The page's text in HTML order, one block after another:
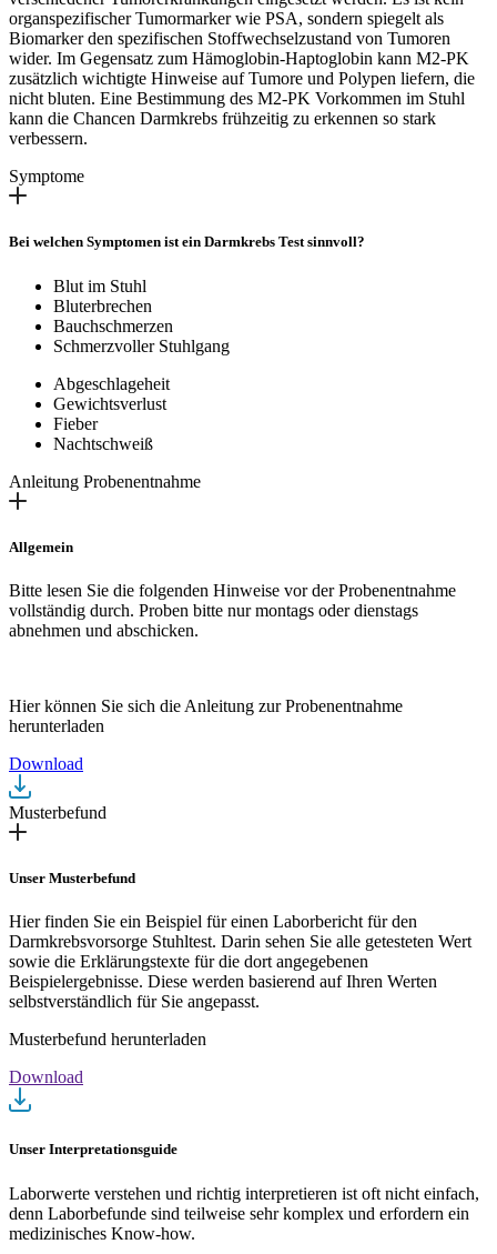
organspezifischer Tumormarker wie PSA, sondern spiegelt als
Biomarker den spezifischen Stoffwechselzustand von Tumoren
wider. Im Gegensatz zum Hämoglobin-Haptoglobin kann M2-PK
zusätzlich wichtigte Hinweise auf Tumore und Polypen liefern, die
nicht bluten. Eine Bestimmung des M2-PK Vorkommen im Stuhl
kann die Chancen Darmkrebs frühzeitig zu erkennen so stark
verbessern.
Symptome
Bei welchen Symptomen ist ein Darmkrebs Test sinnvoll?
Blut im Stuhl
Bluterbrechen
Bauchschmerzen
Schmerzvoller Stuhlgang
Abgeschlageheit
Gewichtsverlust
Fieber
Nachtschweiß
Anleitung Probenentnahme
Allgemein
Bitte lesen Sie die folgenden Hinweise vor der Probenentnahme
vollständig durch. Proben bitte nur montags oder dienstags
abnehmen und abschicken.
Hier können Sie sich die Anleitung zur Probenentnahme
herunterladen
Download
Musterbefund
Unser Musterbefund
Hier finden Sie ein Beispiel für einen Laborbericht für den
Darmkrebsvorsorge Stuhltest. Darin sehen Sie alle getesteten Wert
sowie die Erklärungstexte für die dort angegebenen
Beispielergebnisse. Diese werden basierend auf Ihren Werten
selbstverständlich für Sie angepasst.
Musterbefund herunterladen
Download
Unser Interpretationsguide
Laborwerte verstehen und richtig interpretieren ist oft nicht einfach,
denn Laborbefunde sind teilweise sehr komplex und erfordern ein
medizinisches Know-how.